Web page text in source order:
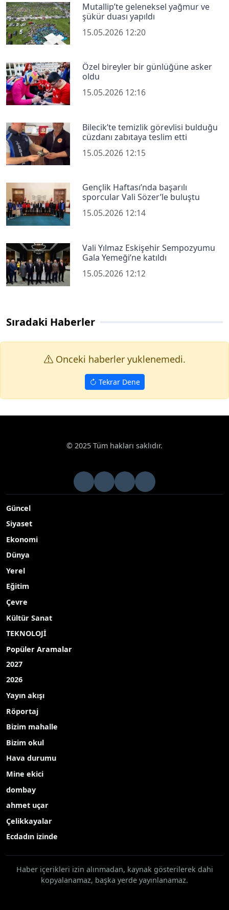
Mutallip’te geleneksel yağmur ve
şükür duası yapıldı
15.05.2026 12:20
Özel bireyler bir günlüğüne asker
oldu
15.05.2026 12:16
Bilecik’te temizlik görevlisi bulduğu
cüzdanı zabıtaya teslim etti
15.05.2026 12:15
Gençlik Haftası’nda başarılı
sporcular Vali Sözer’le buluştu
15.05.2026 12:14
Vali Yılmaz Eskişehir Sempozyumu
Gala Yemeği’ne katıldı
15.05.2026 12:12
Sıradaki Haberler
Onceki haberler yuklenemedi.
Tekrar Dene
© 2025 Tüm hakları saklıdır.
Güncel
Siyaset
Ekonomi
Dünya
Yerel
Eğitim
Çevre
Kültür Sanat
TEKNOLOJİ
Popüler Aramalar
2027
2026
Yayın akışı
Röportaj
Bizim mahalle
Bizim okul
Hava durumu
Mine ekici
dombay
ahmet uçar
Çelikkayalar
Ecdadın izinde
Haber içerikleri izin alınmadan, kaynak gösterilerek dahi
kopyalanamaz, başka yerde yayınlanamaz.